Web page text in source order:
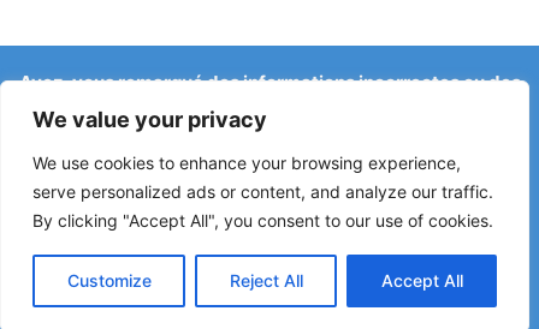
We value your privacy
We use cookies to enhance your browsing experience,
serve personalized ads or content, and analyze our traffic.
By clicking "Accept All", you consent to our use of cookies.
Customize Reject All Accept All
Avez-vous remarqué des informations incorrectes ou des
changements récents sur le Camino ?
Les signalements concernant des auberges fermées, des
inondations, des déviations, des travaux ou d’autres
changements aident à maintenir le guide à jour.